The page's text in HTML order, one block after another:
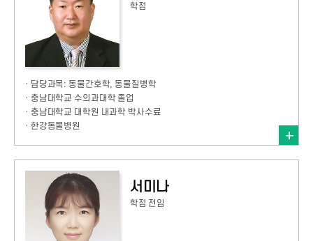
학점
· 담당과목: 동물간호학, 동물질병학
· 충남대학교 수의과대학 졸업
· 충남대학교 대학원 내과학 박사수료
· 한강동물병원
서미나
학점 전임